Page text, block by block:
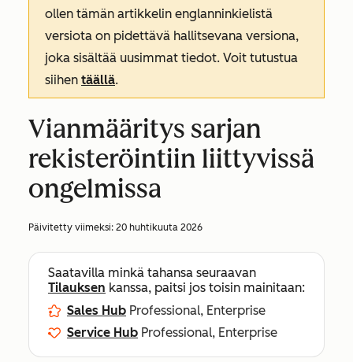
ollen tämän artikkelin englanninkielistä
versiota on pidettävä hallitsevana versiona,
joka sisältää uusimmat tiedot. Voit tutustua
siihen täällä.
Vianmääritys sarjan
rekisteröintiin liittyvissä
ongelmissa
Päivitetty viimeksi: 20 huhtikuuta 2026
Saatavilla minkä tahansa seuraavan
Tilauksen kanssa, paitsi jos toisin mainitaan:
Sales Hub Professional, Enterprise
Service Hub Professional, Enterprise